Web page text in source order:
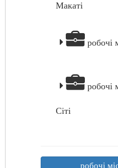
Макаті
робочі
робочі
Сіті
робочі